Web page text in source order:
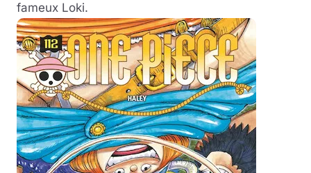
fameux Loki.